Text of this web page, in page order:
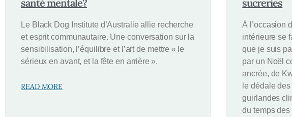
santé mentale?
Le Black Dog Institute d’Australie allie recherche
et esprit communautaire. Une conversation sur la
sensibilisation, l’équilibre et l’art de mettre « le
sérieux en avant, et la fête en arrière ».
READ MORE
sucreries
À l’occasion
intérieure se
que je suis
par un Noël
ancrée, de
le dédale
guirlandes
du temps des